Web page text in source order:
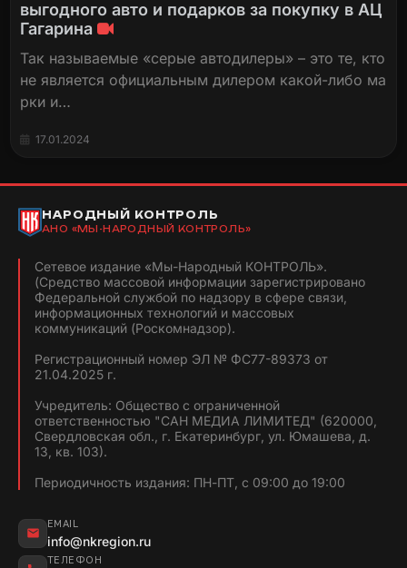
выгодного авто и подарков за покупку в АЦ
Гагарина
Так называемые «серые автодилеры» – это те, кто
не является официальным дилером какой-либо ма
рки и…
17.01.2024
НАРОДНЫЙ КОНТРОЛЬ
АНО «МЫ-НАРОДНЫЙ КОНТРОЛЬ»
Сетевое издание «Мы-Народный КОНТРОЛЬ».
(Средство массовой информации зарегистрировано
Федеральной службой по надзору в сфере связи,
информационных технологий и массовых
коммуникаций (Роскомнадзор).
Регистрационный номер ЭЛ № ФС77-89373 от
21.04.2025 г.
Учредитель: Общество с ограниченной
ответственностью "САН МЕДИА ЛИМИТЕД" (620000,
Свердловская обл., г. Екатеринбург, ул. Юмашева, д.
13, кв. 103).
Периодичность издания: ПН-ПТ, с 09:00 до 19:00
EMAIL
info@nkregion.ru
ТЕЛЕФОН